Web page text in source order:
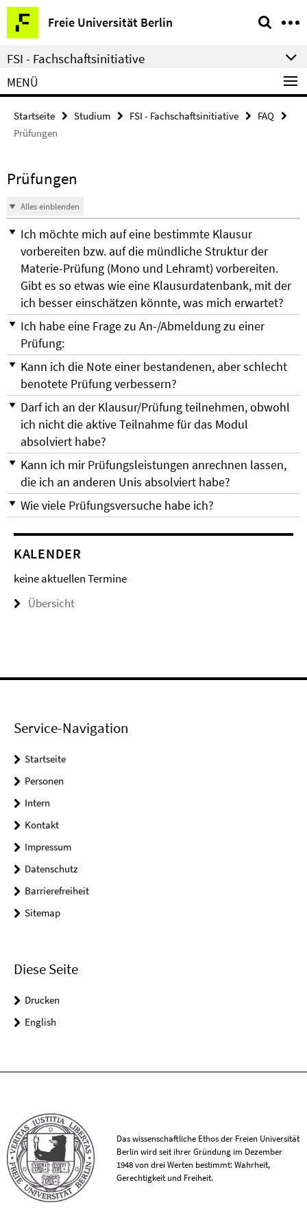
Springe
direkt
zu
Inhalt
Freie Universität Berlin
Service-
Navigation
FSI - Fachschaftsinitiative
MENÜ
Startseite Studium FSI - Fachschaftsinitiative
FAQ
Prüfungen
Prüfungen
Alles einblenden
Ich möchte mich auf eine bestimmte Klausur
vorbereiten bzw. auf die mündliche Struktur der
Materie-Prüfung (Mono und Lehramt) vorbereiten.
Gibt es so etwas wie eine Klausurdatenbank, mit der
ich besser einschätzen könnte, was mich erwartet?
Ich habe eine Frage zu An-/Abmeldung zu einer
Prüfung:
Kann ich die Note einer bestandenen, aber schlecht
benotete Prüfung verbessern?
Darf ich an der Klausur/Prüfung teilnehmen, obwohl
ich nicht die aktive Teilnahme für das Modul
absolviert habe?
Kann ich mir Prüfungsleistungen anrechnen lassen,
die ich an anderen Unis absolviert habe?
Wie viele Prüfungsversuche habe ich?
KALENDER
keine aktuellen Termine
Übersicht
Service-Navigation
Startseite
Personen
Intern
Kontakt
Impressum
Datenschutz
Barrierefreiheit
Sitemap
Diese Seite
Drucken
English
Das wissenschaftliche Ethos der Freien Universität
Berlin wird seit ihrer Gründung im Dezember
1948 von drei Werten bestimmt: Wahrheit,
Gerechtigkeit und Freiheit.